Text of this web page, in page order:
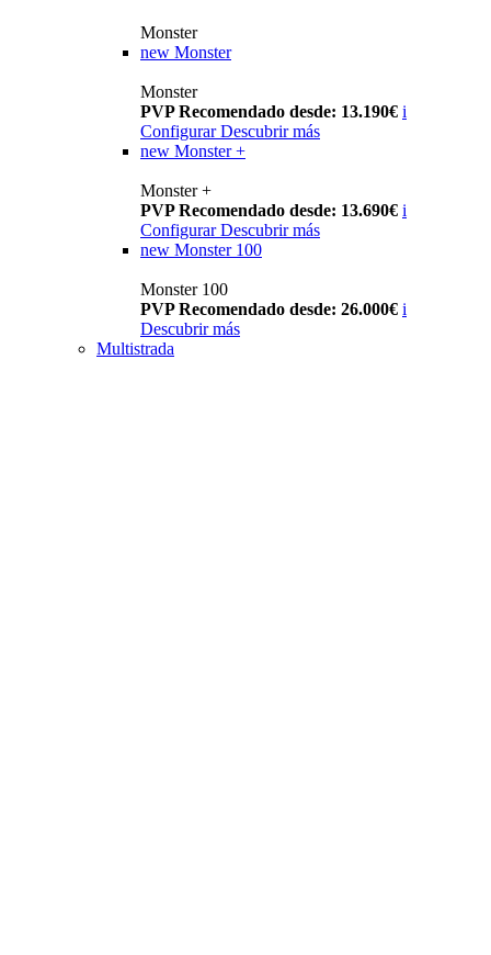
Monster
new Monster
Monster
PVP Recomendado desde: 13.190€ i
Configurar Descubrir más
new Monster +
Monster +
PVP Recomendado desde: 13.690€ i
Configurar Descubrir más
new Monster 100
Monster 100
PVP Recomendado desde: 26.000€ i
Descubrir más
Multistrada